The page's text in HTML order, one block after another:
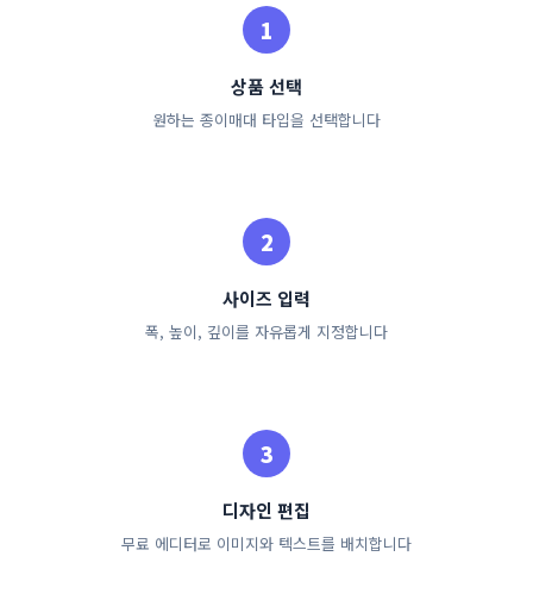
상품 선택
원하는 종이매대 타입을 선택합니다
사이즈 입력
폭, 높이, 깊이를 자유롭게 지정합니다
디자인 편집
무료 에디터로 이미지와 텍스트를 배치합니다